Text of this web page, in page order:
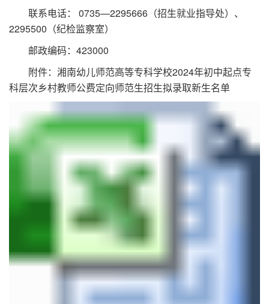
联系电话： 0735—2295666 （招生就业指导处）、
2295500 （纪检监察室）
邮政编码： 423000
附件：湘南幼儿师范高等专科学校2024年初中起点专
科层次乡村教师公费定向师范生招生拟录取新生名单